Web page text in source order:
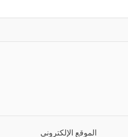
الموقع الإلكتروني